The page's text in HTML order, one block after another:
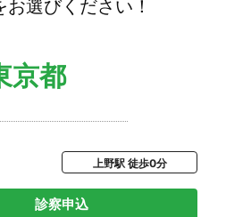
選びください！
京都
上野駅 徒歩0分
診察申込